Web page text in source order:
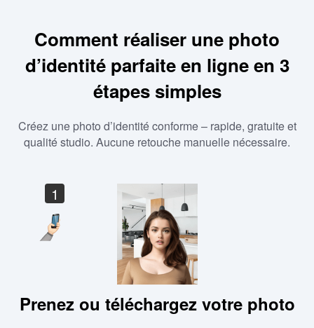
Comment réaliser une photo
d’identité parfaite en ligne en 3
étapes simples
Créez une photo d’identité conforme – rapide, gratuite et
qualité studio. Aucune retouche manuelle nécessaire.
1
Prenez ou téléchargez votre photo